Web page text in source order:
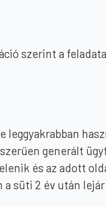
szerint a
leggyakrabban
generált
és az adott
a süti 2 év után lejár